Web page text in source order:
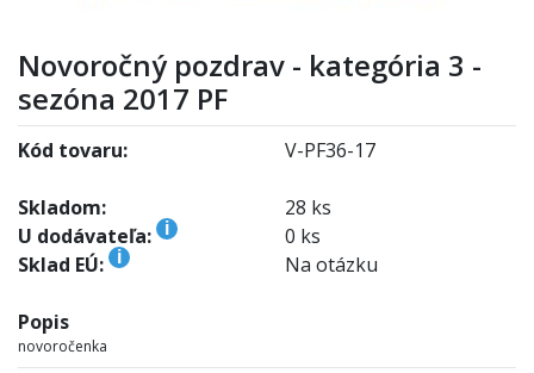
Novoročný pozdrav - kategória 3 -
sezóna 2017 PF
Kód tovaru: V-PF36-17
Skladom:
28 ks
U dodávateľa:
i
0 ks
Sklad EÚ:
i Na otázku
Popis
novoročenka